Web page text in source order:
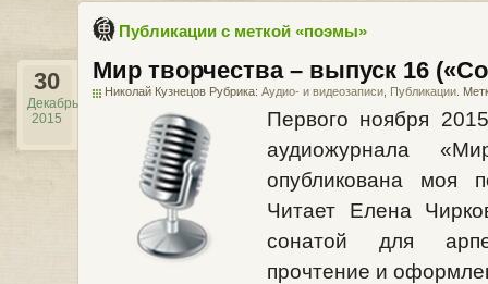
Публикации с меткой «поэмы»
Мир творчества – выпуск 16
Николай Кузнецов Рубрика: Аудио- и видеозаписи Публикации .
30
Декабрь
2015
Первого ноября
аудиожурнала
опубликована моя
Читает Елена
сонатой для
прочтение и